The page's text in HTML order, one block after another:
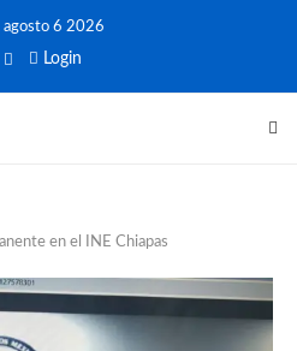
agosto 6 2026
Login
en el INE Chiapas